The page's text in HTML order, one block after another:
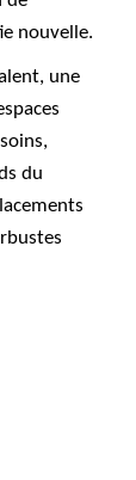
nouvelle.
une
du